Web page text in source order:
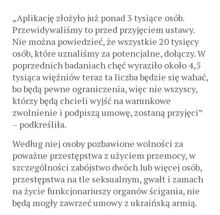
„Aplikację złożyło już ponad 3 tysiące osób.
Przewidywaliśmy to przed przyjęciem ustawy.
Nie można powiedzieć, że wszystkie 20 tysięcy
osób, które uznaliśmy za potencjalne, dołączy. W
poprzednich badaniach chęć wyraziło około 4,5
tysiąca więźniów teraz ta liczba będzie się wahać,
bo będą pewne ograniczenia, więc nie wszyscy,
którzy będą chcieli wyjść na warunkowe
zwolnienie i podpiszą umowę, zostaną przyjęci”
– podkreśliła.
Według niej osoby pozbawione wolności za
poważne przestępstwa z użyciem przemocy, w
szczególności zabójstwo dwóch lub więcej osób,
przestępstwa na tle seksualnym, gwałt i zamach
na życie funkcjonariuszy organów ścigania, nie
będą mogły zawrzeć umowy z ukraińską armią.